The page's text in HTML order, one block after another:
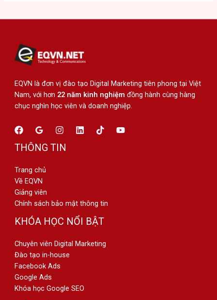
EQVN là đơn vị đào tạo Digital Marketing tiên phong tại Việt
Nam, với hơn 22 năm kinh nghiệm đồng hành cùng hàng
chục nghìn học viên và doanh nghiệp.
THÔNG TIN
Trang chủ
Về EQVN
Giảng viên
Chính sách bảo mật thông tin
KHÓA HỌC NỔI BẬT
Chuyên viên Digital Marketing
Đào tạo in-house
Facebook Ads
Google Ads
Khóa học Google SEO